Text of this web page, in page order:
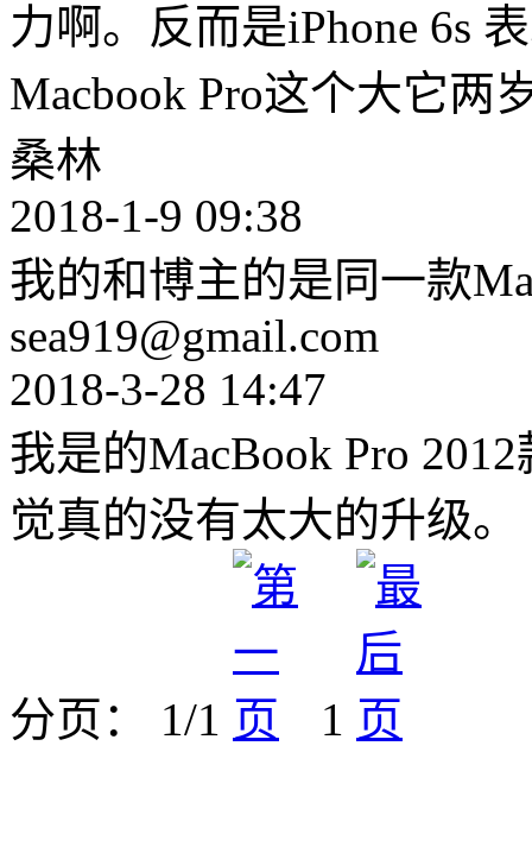
力啊。反而是iPhone 6s
Macbook Pro这个大它两
桑林
2018-1-9 09:38
我的和博主的是同一款
sea919@gmail.com
2018-3-28 14:47
我是的MacBook Pro
觉真的没有太大的升级。
分页： 1/1 1